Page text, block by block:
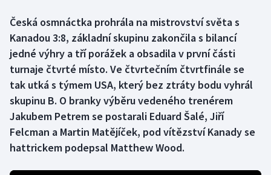
Box
Curling
Dostihy
Florbal
Futsal
Česká osmnáctka prohrála na mistrovství světa s
Kanadou 3:8, základní skupinu zakončila s bilancí
jedné výhry a tří porážek a obsadila v první části
turnaje čtvrté místo. Ve čtvrtečním čtvrtfinále se
tak utká s týmem USA, který bez ztráty bodu vyhrál
skupinu B. O branky výběru vedeného trenérem
Jakubem Petrem se postarali Eduard Šalé, Jiří
Felcman a Martin Matějíček, pod vítězství Kanady se
hattrickem podepsal Matthew Wood.